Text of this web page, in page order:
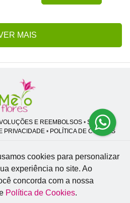
MAIS
E REEMBOLSOS• SAC
PRIVACIDADE • POLÍTICA DE COOKIES
27.662.413/0001-98
cinco, 27 - Vila Zat - São Paulo - SP -
02.977-020
cookies para personalizar
experiência no site. Ao
concorda com a nossa
Política de Cookies.